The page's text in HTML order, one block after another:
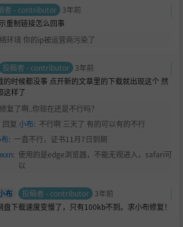
者 - contributor 3年前
重制链接怎么回事
环境 你的ip被运营商污染了
投稿者 - contributor 3年前
的时候都没事 点开新的文章里的下载就出现这个 然
这样了
复了啊..你现在还是不行吗？
回复 小布: 不行啊 三天了 有的可以有的不行
: 一直不行，证书11月7日到期
: 使用的是edge浏览器，不能无视进入，safari可
以
布 投稿者 - contributor 3年前
盘下载速度变慢了，只有100kb不到。求小布修复！